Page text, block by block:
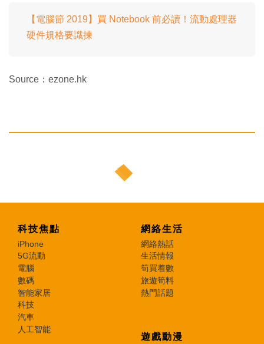
【電腦節 2019】買 Notebook 前必讀！流動處理器
硬件規格要識揀
Source：ezone.hk
科技焦點
iPhone
5G流動
電腦
數碼
智能家居
科技
汽車
人工智能
網絡生活
網絡熱話
生活情報
筍買着數
旅遊筍料
熱門話題
遊戲動漫